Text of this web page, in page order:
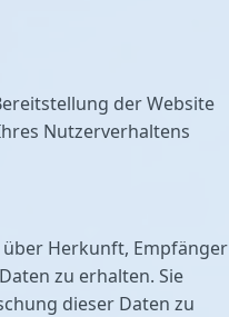
der Website
Nutzerverhaltens
Herkunft, Empfänger
zu erhalten. Sie
dieser Daten zu